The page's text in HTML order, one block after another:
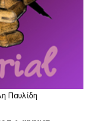
Παυλίδη